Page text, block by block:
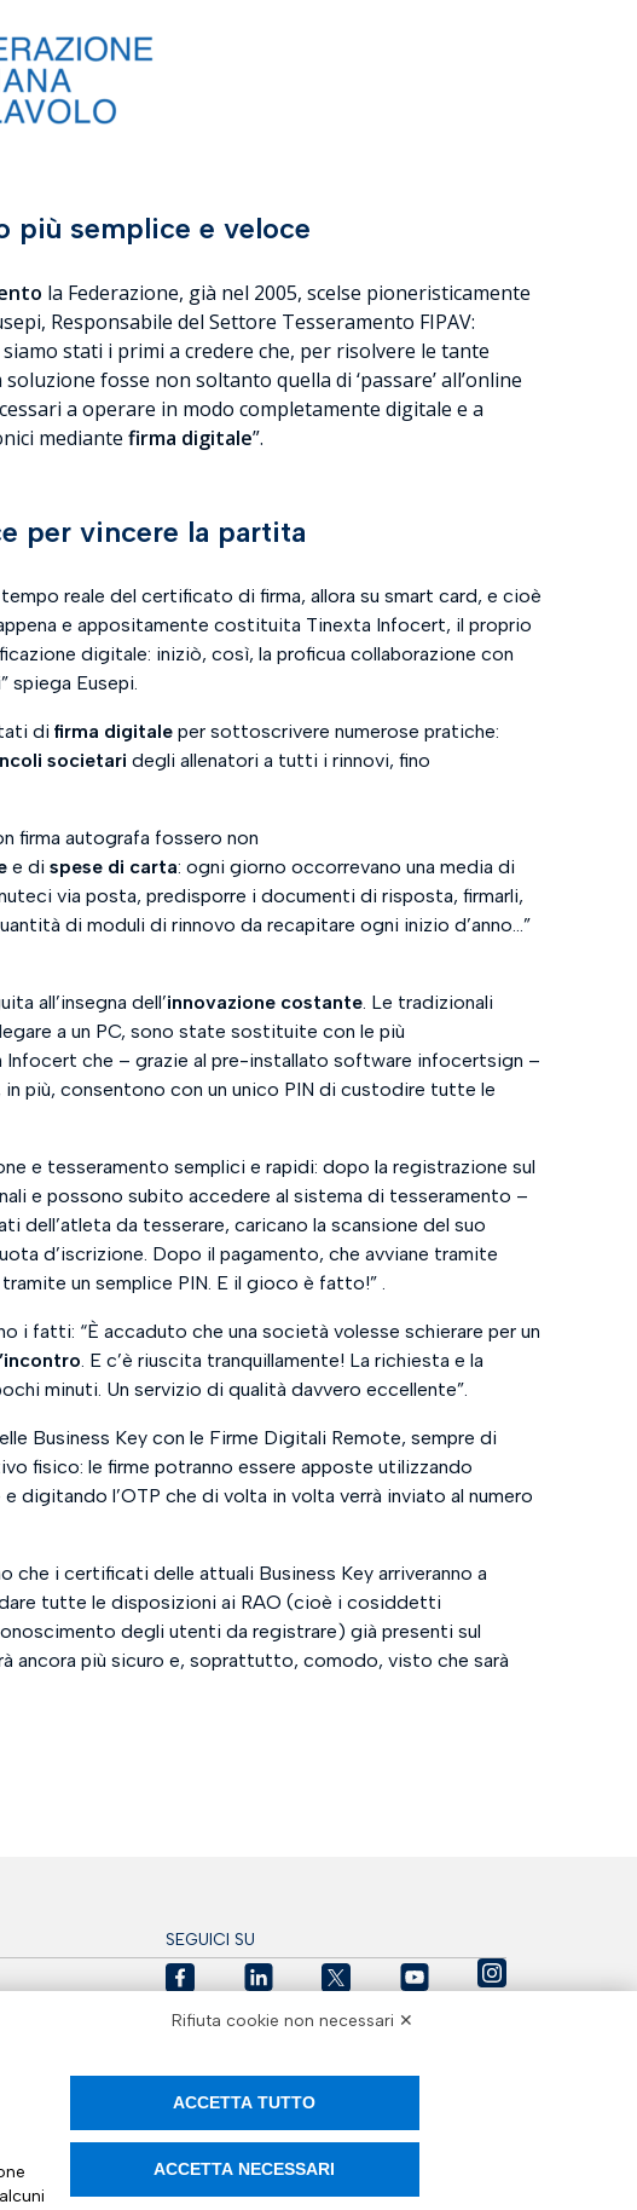
più semplice e veloce
la Federazione, già nel 2005, scelse pioneristicamente
Responsabile del Settore Tesseramento FIPAV:
stati i primi a credere che, per risolvere le tante
fosse non soltanto quella di ‘passare’ all’online
a operare in modo completamente digitale e a
mediantefirma digitale”.
per vincere la partita
reale del certificato di firma, allora su smart card, e cioè
e appositamente costituita Tinexta Infocert, il proprio
digitale: iniziò, così, la proficua collaborazione con
” spiega Eusepi. ​
difirma digitale per sottoscrivere numerose pratiche:
societari degli allenatori a tutti i rinnovi, fino
firma autografa fossero non
e dispese di carta: ogni giorno occorrevano una media di
via posta, predisporre i documenti di risposta, firmarli,
di moduli di rinnovo da recapitare ogni inizio d’anno…”
all’insegna dell’innovazione costante. Le tradizionali
a un PC, sono state sostituite con le più
Infocert che – grazie al pre-installato software infocertsign –
più, consentono con un unico PIN di custodire tutte le
e tesseramento semplici e rapidi: dopo la registrazione sul
e possono subito accedere al sistema di tesseramento –
dell’atleta da tesserare, caricano la scansione del suo
d’iscrizione. Dopo il pagamento, che avviane tramite
un semplice PIN. E il gioco è fatto!” .​
i fatti: “È accaduto che una società volesse schierare per un
. E c’è riuscita tranquillamente! La richiesta e la
minuti. Un servizio di qualità davvero eccellente”.​
Business Key con le Firme Digitali Remote, sempre di
fisico: le firme potranno essere apposte utilizzando
digitando l’OTP che di volta in volta verrà inviato al numero
che i certificati delle attuali Business Key arriveranno a
tutte le disposizioni ai RAO (cioè i cosiddetti
degli utenti da registrare) già presenti sul
ancora più sicuro e, soprattutto, comodo, visto che sarà
SEGUICI SU
Rifiuta cookie non necessari ✕
ACCETTA TUTTO
ACCETTA NECESSARI